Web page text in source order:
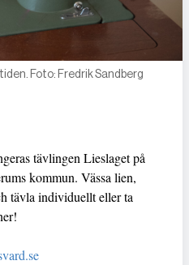
Foto: Fredrik Sandberg
tävlingen Lieslaget på
kommun. Vässa lien,
tävla individuellt eller ta